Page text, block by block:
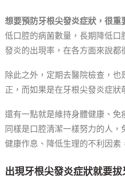
想要預防牙根尖發炎症狀，很重
低口腔的病菌數量，長期降低
發炎的出現率，在各方面來說都
除此之外，定期去醫院檢查，
正，而如果是在牙根尖發炎症狀
還有一點就是維持身體健康、
同樣是口腔清潔一樣努力的人
健康作息、降低生理的不利因素
出現牙根尖發炎症狀就要拔